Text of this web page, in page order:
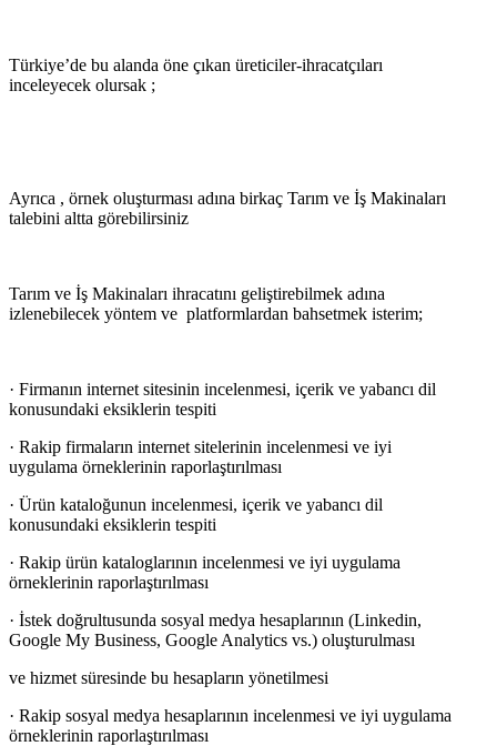
Türkiye’de bu alanda öne çıkan üreticiler-ihracatçıları
inceleyecek olursak ;
Ayrıca , örnek oluşturması adına birkaç Tarım ve İş Makinaları
talebini altta görebilirsiniz
Tarım ve İş Makinaları ihracatını geliştirebilmek adına
izlenebilecek yöntem ve platformlardan bahsetmek isterim;
· Firmanın internet sitesinin incelenmesi, içerik ve yabancı dil
konusundaki eksiklerin tespiti
· Rakip firmaların internet sitelerinin incelenmesi ve iyi
uygulama örneklerinin raporlaştırılması
· Ürün kataloğunun incelenmesi, içerik ve yabancı dil
konusundaki eksiklerin tespiti
· Rakip ürün kataloglarının incelenmesi ve iyi uygulama
örneklerinin raporlaştırılması
· İstek doğrultusunda sosyal medya hesaplarının (Linkedin,
Google My Business, Google Analytics vs.) oluşturulması
ve hizmet süresinde bu hesapların yönetilmesi
· Rakip sosyal medya hesaplarının incelenmesi ve iyi uygulama
örneklerinin raporlaştırılması